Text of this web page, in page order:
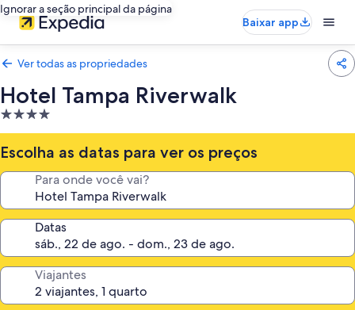
Ignorar a seção principal da página
Baixar app
Ver todas as propriedades
Hotel Tampa Riverwalk
Propriedade
4.0
estrelas
Escolha as datas para ver os preços
Para onde você vai?
Datas
Viajantes